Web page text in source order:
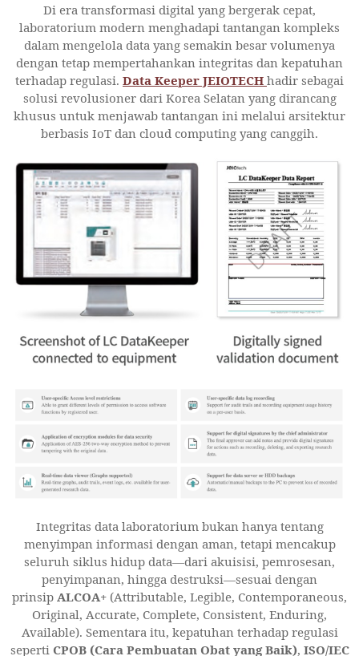
Di era transformasi digital yang bergerak cepat,
laboratorium modern menghadapi tantangan kompleks
dalam mengelola data yang semakin besar volumenya
dengan tetap mempertahankan integritas dan kepatuhan
terhadap regulasi. Data Keeper JEIOTECH hadir sebagai
solusi revolusioner dari Korea Selatan yang dirancang
khusus untuk menjawab tantangan ini melalui arsitektur
berbasis IoT dan cloud computing yang canggih.
Integritas data laboratorium bukan hanya tentang
menyimpan informasi dengan aman, tetapi mencakup
seluruh siklus hidup data—dari akuisisi, pemrosesan,
penyimpanan, hingga destruksi—sesuai dengan
prinsip ALCOA+ (Attributable, Legible, Contemporaneous,
Original, Accurate, Complete, Consistent, Enduring,
Available). Sementara itu, kepatuhan terhadap regulasi
seperti CPOB (Cara Pembuatan Obat yang Baik), ISO/IEC